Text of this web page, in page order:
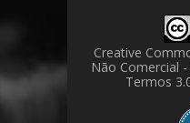
Creative
Não Comercial
Termos